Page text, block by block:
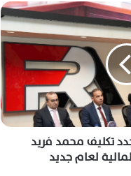
أبرز أحداث اليوم بين
والاقتصاد والتعليم والخدمات
مصر بقيادة السيسي ترسخ
وتحمي استقرار المنطقة في
والمعاشات تتصدر أولويات
الدعم بموازنة 2026/2027 لتعزيز الحماية
تكليف محمد فريد
لعام جديد